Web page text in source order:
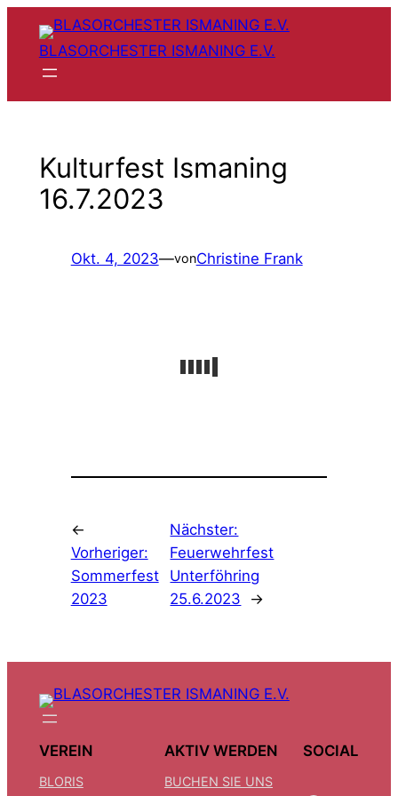
Inhalt
springen
BLASORCHESTER ISMANING E.V.
Kulturfest Ismaning
16.7.2023
Okt. 4, 2023—vonChristine Frank
←
Vorheriger:
Sommerfest
2023
Nächster:
Feuerwehrfest
Unterföhring
25.6.2023
→
VEREIN
BLORIS
AKTIV WERDEN
BUCHEN SIE UNS
SOCIAL